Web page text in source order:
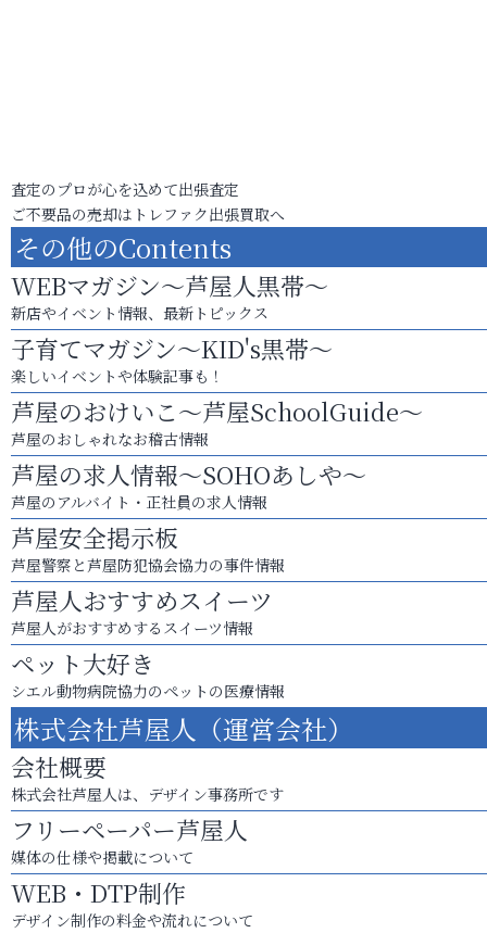
査定のプロが心を込めて出張査定
ご不要品の売却はトレファク出張買取へ
その他のContents
WEBマガジン～芦屋人黒帯～
新店やイベント情報、最新トピックス
子育てマガジン～KID's黒帯～
楽しいイベントや体験記事も！
芦屋のおけいこ～芦屋SchoolGuide～
芦屋のおしゃれなお稽古情報
芦屋の求人情報～SOHOあしや～
芦屋のアルバイト・正社員の求人情報
芦屋安全掲示板
芦屋警察と芦屋防犯協会協力の事件情報
芦屋人おすすめスイーツ
芦屋人がおすすめするスイーツ情報
ペット大好き
シエル動物病院協力のペットの医療情報
株式会社芦屋人（運営会社）
会社概要
株式会社芦屋人は、デザイン事務所です
フリーペーパー芦屋人
媒体の仕様や掲載について
WEB・DTP制作
デザイン制作の料金や流れについて